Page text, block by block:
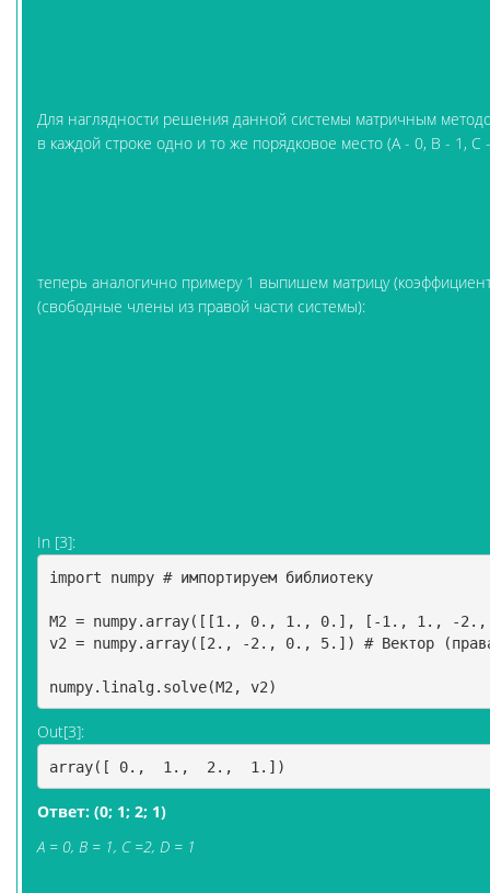
Для наглядности решения данной системы матричным
в каждой строке одно и то же порядковое место (А - 0, B - 1, C
теперь аналогично примеру 1 выпишем матрицу
(свободные члены из правой части системы):
In [3]:
import numpy # импортируем библиотеку
M2 = numpy. array([[1. , 0. , 1. , 0. ], [ -1. , 1. , -2. ,
v2 = numpy. array([2. , -2. , 0. , 5. ]) # Вектор
numpy. linalg. solve(M2 , v2)
Out[3]:
array([ 0.,  1.,  2.,  1.])
Ответ: (0; 1; 2; 1)
A = 0, B = 1, C =2, D = 1